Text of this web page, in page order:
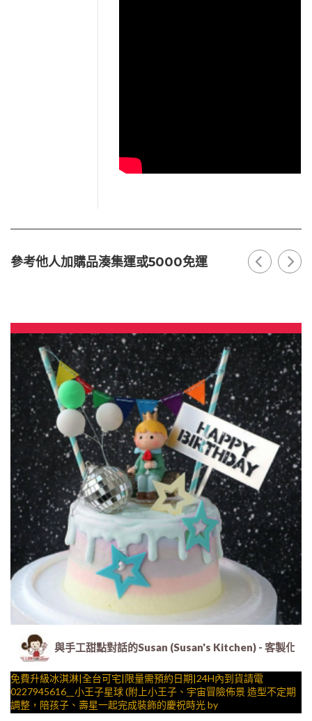
參考他人加購品湊集運或5000免運
與手工甜點對話的Susan (Susan's Kitchen) - 客製化
免費升級冰淇淋|全台可宅|限量需預約日期|24H內到貨請電
0227945616__小王子星球 (附上小王子、宇宙冒險佈景 造型不定期
調整，陪孩子、壽星一起完成裝飾的慶祝時光 by